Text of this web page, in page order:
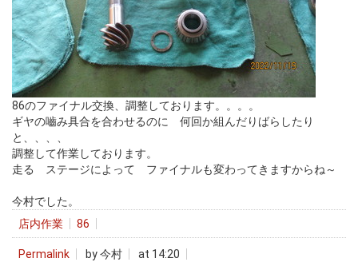
86のファイナル交換、調整しております。。。。
ギヤの嚙み具合を合わせるのに 何回か組んだりばらしたり
と、、、、
調整して作業しております。
走る ステージによって ファイナルも変わってきますからね～
今村でした。
店内作業
86
Permalink by 今村 at 14:20